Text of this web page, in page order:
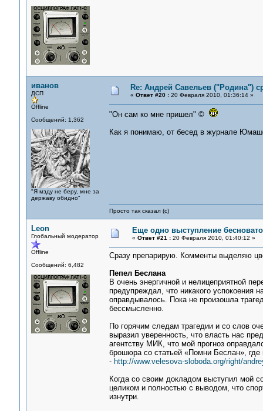
иванов
ДСП
Offline
Сообщений: 1,362
"Я мзду не беру, мне за
державу обидно"
Re: Андрей Савельев ("Родина")
« Ответ #20 :20 Февраля 2010, 01:36:14 »
"Он сам ко мне пришел" ©
Как я понимаю, от бесед в журнале
Просто так сказал (с)
Leon
Глобальный модератор
Offline
Сообщений: 6,482
Еще одно выступление
« Ответ #21 :20 Февраля 2010, 01:40:12 »
Сразу препарирую. Комменты выделяю
Пепел Беслана
В очень энергичной и нелицеприятной
предупреждал, что никакого успокоения
оправдывалось. Пока не произошла
бессмысленно.
По горячим следам трагедии и со слов
выразил уверенность, что власть нас
агентству МИК, что мой прогноз
брошюра со статьей «Помни Беслан», где
- http://www.velesova-sloboda.org/right/
Когда со своим докладом выступил мой
целиком и полностью с выводом, что
изнутри.